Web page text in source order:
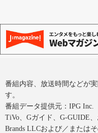
番組内容、放送時間などが
す。
番組データ提供元：IPG Inc.
TiVo、Gガイド、G-GUIDE
Brands LLCおよび／または